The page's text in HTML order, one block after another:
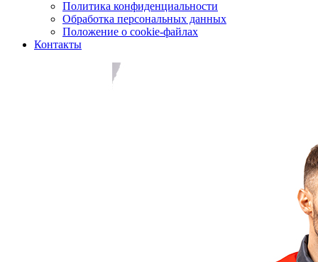
Политика конфиденциальности
Обработка персональных данных
Положение о cookie-файлах
Контакты